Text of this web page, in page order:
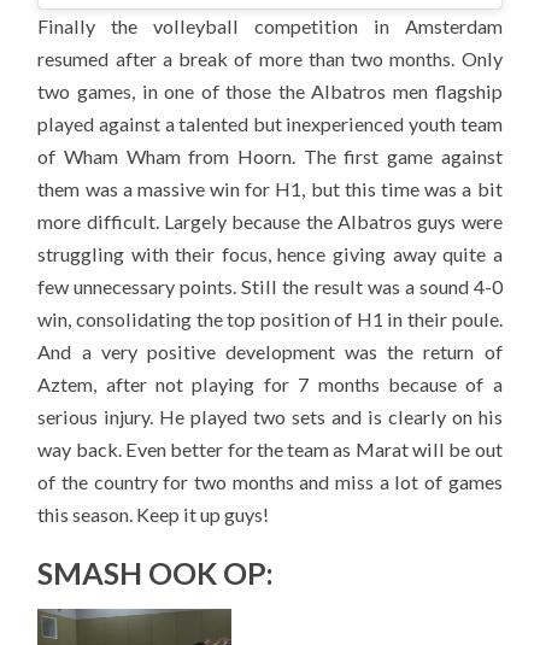
Finally the volleyball competition in Amsterdam
resumed after a break of more than two months. Only
two games, in one of those the Albatros men flagship
played against a talented but inexperienced youth team
of Wham Wham from Hoorn. The first game against
them was a massive win for H1, but this time was a bit
more difficult. Largely because the Albatros guys were
struggling with their focus, hence giving away quite a
few unnecessary points. Still the result was a sound 4-0
win, consolidating the top position of H1 in their poule.
And a very positive development was the return of
Aztem, after not playing for 7 months because of a
serious injury. He played two sets and is clearly on his
way back. Even better for the team as Marat will be out
of the country for two months and miss a lot of games
this season. Keep it up guys!
SMASH OOK OP: